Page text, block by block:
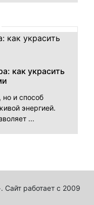
как украсить
и способ
энергией.
...
работает с 2009